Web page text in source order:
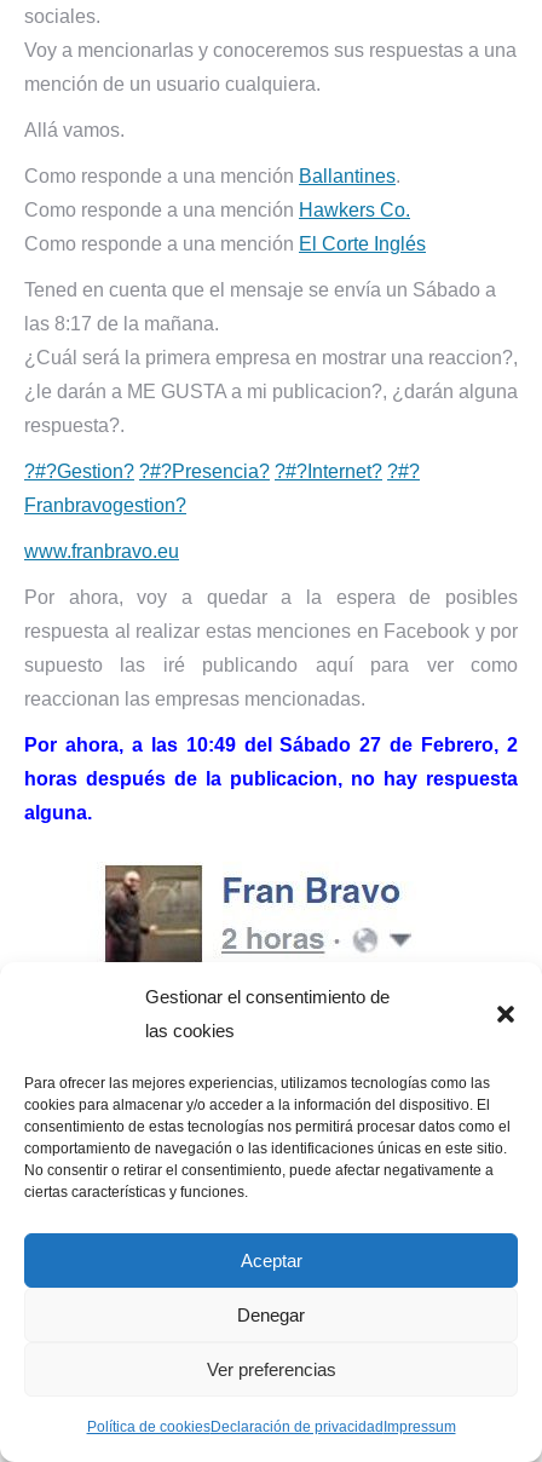
Gestionar el consentimiento de
las cookies
Para ofrecer las mejores experiencias, utilizamos tecnologías como las
cookies para almacenar y/o acceder a la información del dispositivo. El
consentimiento de estas tecnologías nos permitirá procesar datos como el
comportamiento de navegación o las identificaciones únicas en este sitio.
No consentir o retirar el consentimiento, puede afectar negativamente a
ciertas características y funciones.
Aceptar
Denegar
Ver preferencias
Política de cookiesDeclaración de privacidad Impressum
sociales.
Voy a mencionarlas y conoceremos sus respuestas a una
mención de un usuario cualquiera.
Allá vamos.
Como responde a una mención Ballantines.
Como responde a una mención Hawkers Co.
Como responde a una mención El Corte Inglés
Tened en cuenta que el mensaje se envía un Sábado a
las 8:17 de la mañana.
¿Cuál será la primera empresa en mostrar una reaccion?,
¿le darán a ME GUSTA a mi publicacion?, ¿darán alguna
respuesta?.
?#?Gestion? ?#?Presencia? ?#? Internet? ?#?
Franbravogestion?
www.franbravo.eu
Por ahora, voy a quedar a la espera de posibles
respuesta al realizar estas menciones en Facebook y por
supuesto las iré publicando aquí para ver como
reaccionan las empresas mencionadas.
Por ahora, a las 10:49 del Sábado 27 de Febrero, 2
horas después de la publicacion, no hay respuesta
alguna.
Sábado 27 de Febrero, 14:07.
Ayer hice la misma prueba con la empresa
Sierra Norte
y la respuesta por parte de su equipo de
comunicación online se produce en 4 minutos.